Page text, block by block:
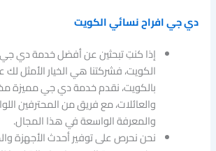
دي جي افراح نسائي الكويت
إذا كنتِ تبحثين عن أفضل خدمة دي
الكويت، فشركتنا هي الخيار الأمثل
بالكويت، نقدم خدمة دي جي مميزة
والعائلات، مع فريق من المحترفين
والمعرفة الواسعة في هذا المجال.
نحن نحرص على توفير أحدث الأجهزة